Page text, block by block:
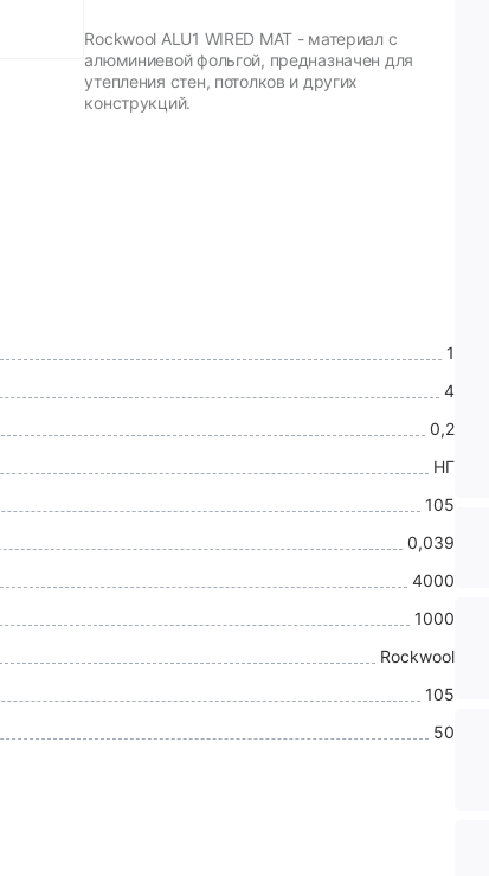
Rockwool ALU1 WIRED MAT - материал с
алюминиевой фольгой, предназначен для
утепления стен, потолков и других
конструкций.
1
4
0,2
НГ
105
0,039
4000
1000
Rockwool
105
50